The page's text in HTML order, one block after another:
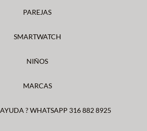
PAREJAS
SMARTWATCH
NIÑOS
MARCAS
AYUDA ? WHATSAPP 316 882 8925